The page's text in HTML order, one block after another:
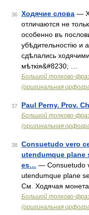
36 Ходячие слова —
отличаются не
особенно въ
убѣдительностію и
сдѣлались
мѣткія&#8230; …
Большой толково-
(оригинальная
37 Paul Perny. Prov.
Большой толково-
(оригинальная
38
Consuetudo vero
utendumque plane
es… — Consuetudo
utendumque plane
См. Ходячая
Большой толково-
(оригинальная